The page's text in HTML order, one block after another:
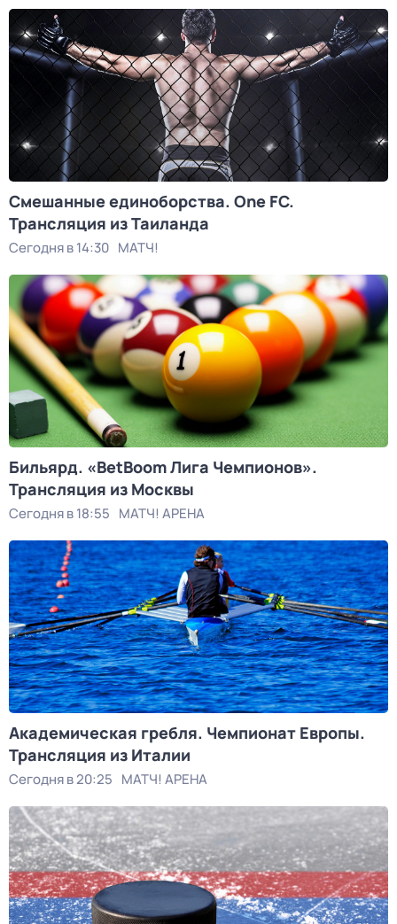
Смешанные единоборства. One FC.
Трансляция из Таиланда
Сегодня в 14:30 МАТЧ!
Бильярд. «BetBoom Лига Чемпионов».
Трансляция из Москвы
Сегодня в 18:55 МАТЧ! АРЕНА
Академическая гребля. Чемпионат Европы.
Трансляция из Италии
Сегодня в 20:25 МАТЧ! АРЕНА